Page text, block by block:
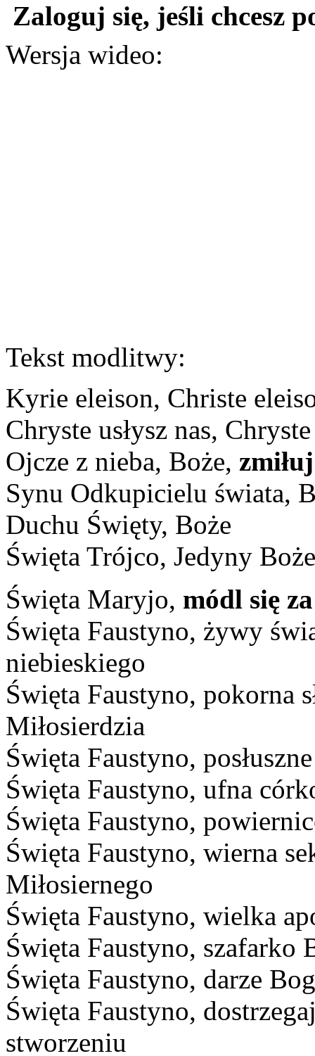
Zaloguj się, jeśli chcesz
Wersja wideo:
Tekst modlitwy:
Kyrie eleison, Christe
Chryste usłysz nas,
Ojcze z nieba, Boże,
Synu Odkupicielu świata,
Duchu Święty, Boże
Święta Trójco, Jedyny Boże
Święta Maryjo, módl się
Święta Faustyno, żywy
niebieskiego
Święta Faustyno, pokorna
Miłosierdzia
Święta Faustyno,
Święta Faustyno, ufna
Święta Faustyno,
Święta Faustyno, wierna
Miłosiernego
Święta Faustyno, wielka
Święta Faustyno, szafarko
Święta Faustyno, darze
Święta Faustyno,
stworzeniu